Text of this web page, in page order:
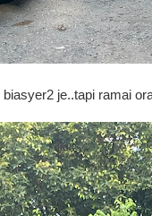
je..tapi ramai